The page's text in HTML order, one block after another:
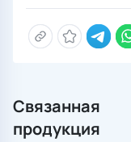
Связанная
продукция